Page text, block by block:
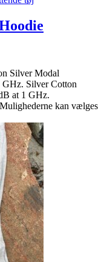
Silver Modal
GHz. Silver Cotton
at 1 GHz.
kan vælges